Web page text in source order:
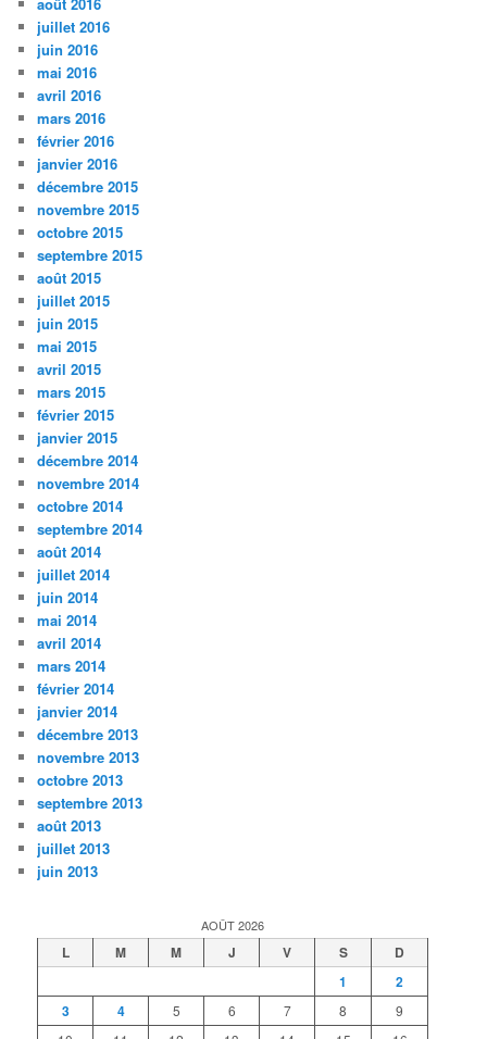
juillet 2016
juin 2016
mai 2016
avril 2016
mars 2016
février 2016
janvier 2016
décembre 2015
novembre 2015
octobre 2015
septembre 2015
août 2015
juillet 2015
juin 2015
mai 2015
avril 2015
mars 2015
février 2015
janvier 2015
décembre 2014
novembre 2014
octobre 2014
septembre 2014
août 2014
juillet 2014
juin 2014
mai 2014
avril 2014
mars 2014
février 2014
janvier 2014
décembre 2013
novembre 2013
octobre 2013
septembre 2013
août 2013
juillet 2013
juin 2013
AOÛT 2026
L M M J V S
D
1
2
3
4 5 6 7 8
9